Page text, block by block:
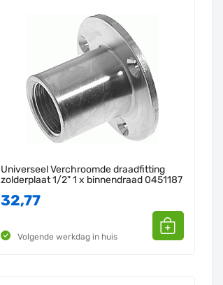
Universeel Verchroomde draadfitting
zolderplaat 1/2" 1 x binnendraad 0451187
32,77
Volgende werkdag in huis